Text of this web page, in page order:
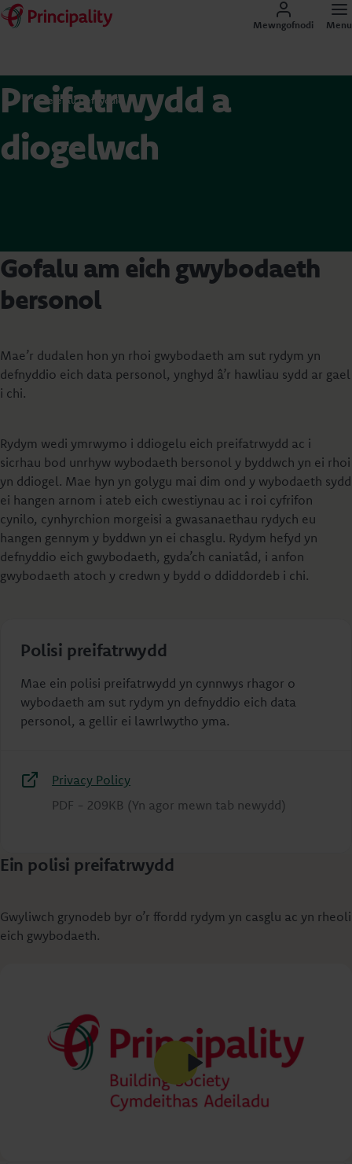
Mewngofnodi Menu
Telerau Defnyddio
Preifatrwydd a
diogelwch
Gofalu am eich gwybodaeth
bersonol
Mae’r dudalen hon yn rhoi gwybodaeth am sut rydym yn
defnyddio eich data personol, ynghyd â’r hawliau sydd ar gael
i chi.
Rydym wedi ymrwymo i ddiogelu eich preifatrwydd ac i
sicrhau bod unrhyw wybodaeth bersonol y byddwch yn ei rhoi
yn ddiogel. Mae hyn yn golygu mai dim ond y wybodaeth sydd
ei hangen arnom i ateb eich cwestiynau ac i roi cyfrifon
cynilo, cynhyrchion morgeisi a gwasanaethau rydych eu
hangen gennym y byddwn yn ei chasglu. Rydym hefyd yn
defnyddio eich gwybodaeth, gyda’ch caniatâd, i anfon
gwybodaeth atoch y credwn y bydd o ddiddordeb i chi.
Polisi preifatrwydd
Mae ein polisi preifatrwydd yn cynnwys rhagor o
wybodaeth am sut rydym yn defnyddio eich data
personol, a gellir ei lawrlwytho yma.
Privacy Policy
PDF - 209KB (Yn agor mewn tab newydd)
Ein polisi preifatrwydd
Gwyliwch grynodeb byr o’r ffordd rydym yn casglu ac yn rheoli
eich gwybodaeth.